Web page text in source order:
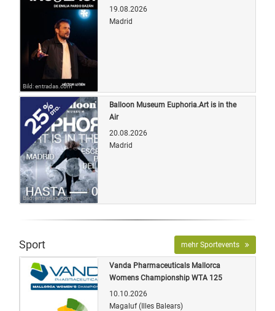
Bild: entradas.com
19.08.2026
Madrid
Bild: entradas.com
Balloon Museum Euphoria.Art is in the
Air
20.08.2026
Madrid
Sport mehr Sportevents
Vanda Pharmaceuticals Mallorca
Womens Championship WTA 125
10.10.2026
Magaluf (Illes Balears)